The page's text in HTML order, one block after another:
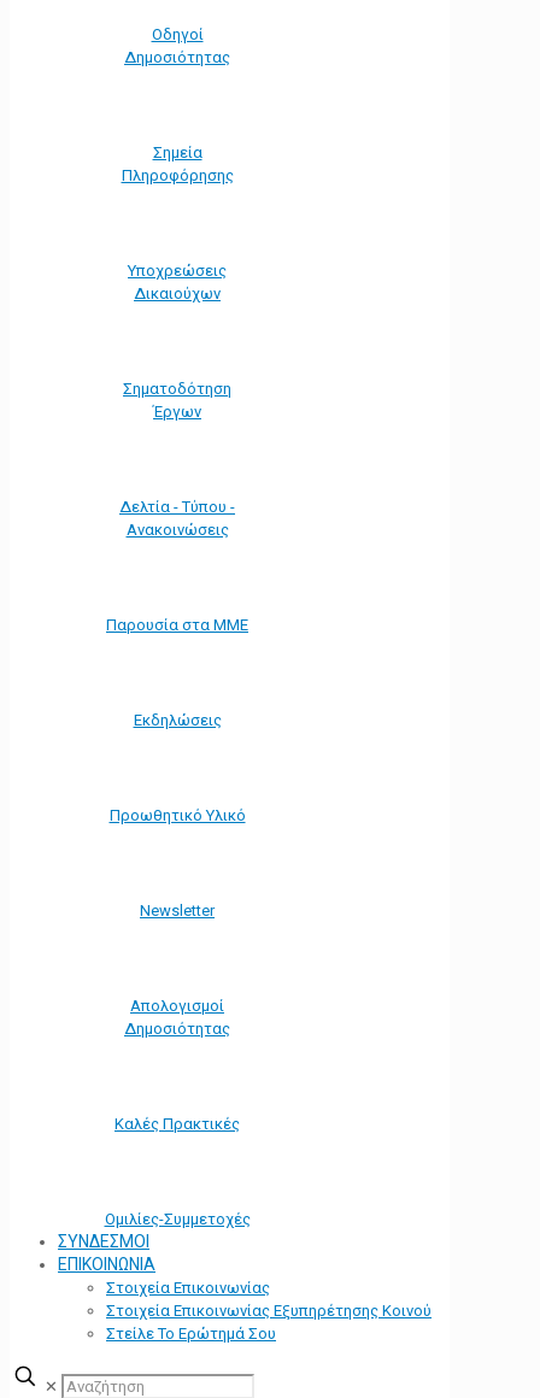
Οδηγοί
Δημοσιότητας
Σημεία
Πληροφόρησης
Υποχρεώσεις
Δικαιούχων
Σηματοδότηση
Έργων
Δελτία - Τύπου -
Ανακοινώσεις
Παρουσία στα ΜΜΕ
Εκδηλώσεις
Προωθητικό Υλικό
Νewsletter
Απολογισμοί
Δημοσιότητας
Καλές Πρακτικές
Ομιλίες-Συμμετοχές
ΣΥΝΔΕΣΜΟΙ
ΕΠΙΚΟΙΝΩΝΙΑ
Στοιχεία Επικοινωνίας
Στοιχεία Επικοινωνίας Εξυπηρέτησης Κοινού
Στείλε Το Ερώτημά Σου
✕